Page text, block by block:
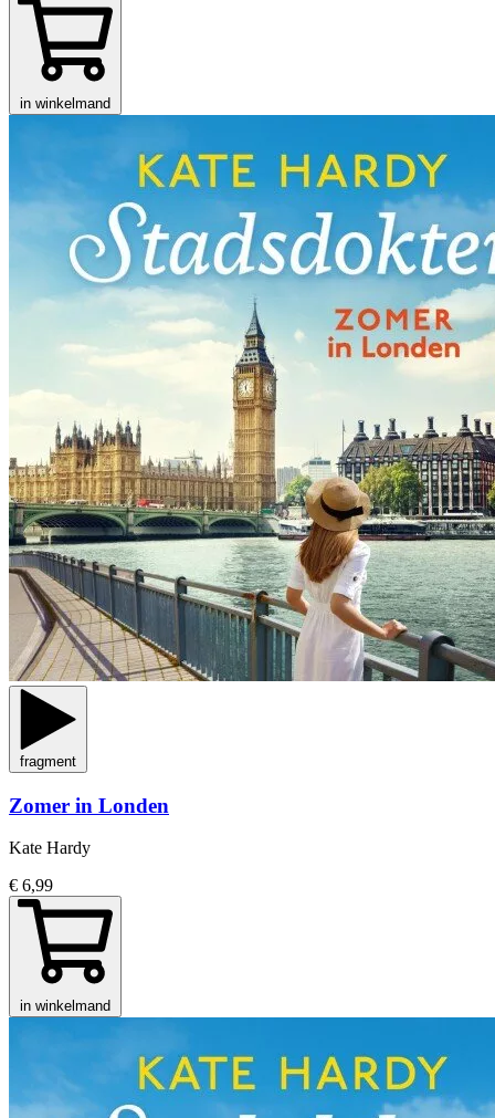
in winkelmand
fragment
Zomer in Londen
Kate Hardy
€ 6,99
in winkelmand